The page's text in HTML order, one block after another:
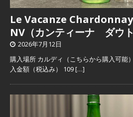
Le Vacanze
NV（カンティーナ ダウト
2026年7月12日
購入場所 カルディ（こちらから購入可能
入金額（税込み） 109[…]